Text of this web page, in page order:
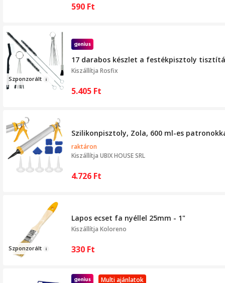
590 Ft
Szponzorált
17 darabos készlet a festékpisztoly
Kiszállítja Rosfix
5.405 Ft
Szilikonpisztoly, Zola, 600 ml-es
raktáron
Kiszállítja UBIX HOUSE SRL
4.726 Ft
Szponzorált
Lapos ecset fa nyéllel 25mm - 1"
Kiszállítja Koloreno
330 Ft
Multi ajánlatok